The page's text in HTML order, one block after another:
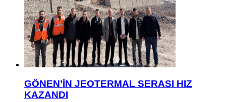
GÖNEN’İN JEOTERMAL SERASI HIZ
KAZANDI